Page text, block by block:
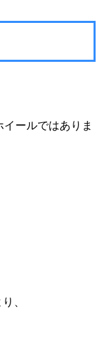
ールではありま
、